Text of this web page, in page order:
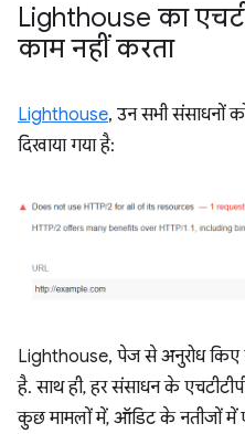
Lighthouse का
काम नहीं करता
Lighthouse, उन सभी संसाधनों
दिखाया गया है:
Lighthouse, पेज से अनुरोध किए
है. साथ ही, हर संसाधन के
कुछ मामलों में, ऑडिट के नतीजों में